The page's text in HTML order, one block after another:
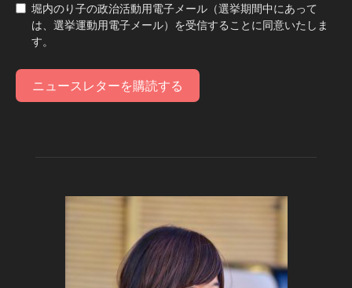
堀内のり子の政治活動用電子メール（選挙期間中にあって
は、選挙運動用電子メール）を受信することに同意いたしま
す。
ニュースレターを購読する